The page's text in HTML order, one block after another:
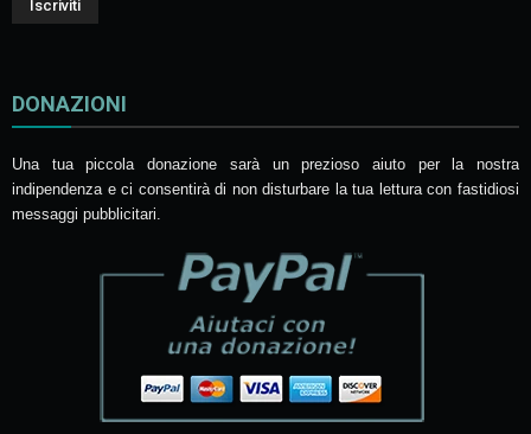
DONAZIONI
Una tua piccola donazione sarà un prezioso aiuto per la nostra
indipendenza e ci consentirà di non disturbare la tua lettura con fastidiosi
messaggi pubblicitari.